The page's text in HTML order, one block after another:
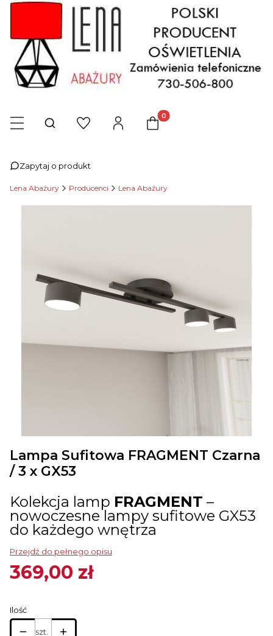
Otwórz wyszukiwarkę Produkty w koszyku: 0.
Zapytaj o produkt
Lena Abażury Producenci Lena Abażury
Lampa Sufitowa FRAGMENT Czarna
/ 3 x GX53
Kolekcja lamp FRAGMENT –
nowoczesne lampy sufitowe GX53
do każdego wnętrza
Przejdź do pełnego opisu
Cena
369,00 zł
Ilość
szt.